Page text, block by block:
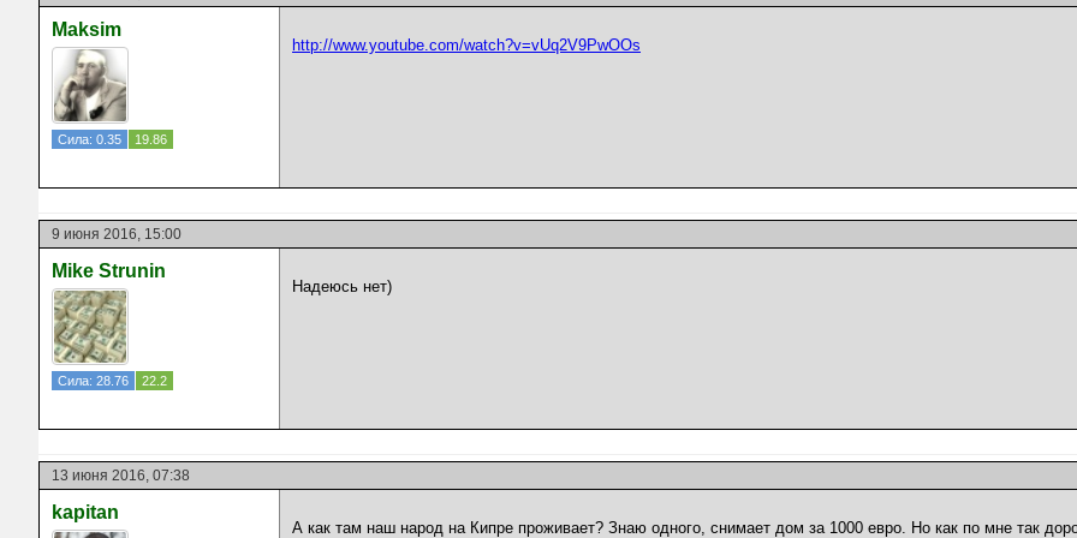
Maksim
Сила: 0.35 19.86
http://www.youtube.com/watch?v=vUq2V9PwOOs
9 июня 2016, 15:00
Mike Strunin
Сила: 28.76 22.2
Надеюсь нет)
13 июня 2016, 07:38
kapitan
А как там наш народ на Кипре проживает? Знаю одного, снимает дом за 1000 евро. Но как по мне так